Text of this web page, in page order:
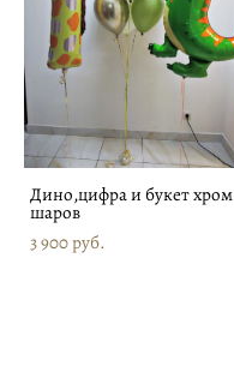
Дино,цифра и букет хром
шаров
3 900 pуб.